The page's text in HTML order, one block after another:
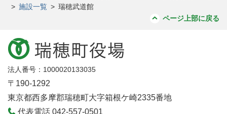
> 施設一覧 > 瑞穂武道館
ページ上部に戻る
法人番号：1000020133035
〒190-1292
東京都西多摩郡瑞穂町大字箱根ケ崎2335番地
代表電話 042-557-0501